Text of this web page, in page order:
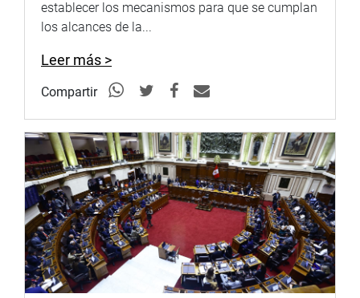
establecer los mecanismos para que se cumplan
los alcances de la...
Leer más >
Compartir